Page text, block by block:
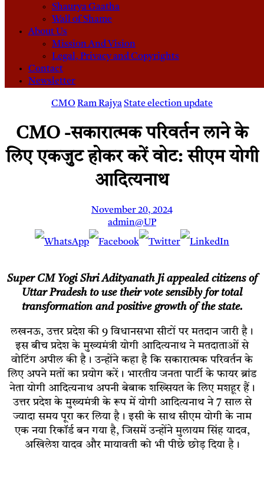
Shaurya Gaatha
Wall of Shame
About Us
Mission And Vision
Legal, Privacy and Copyrights
Contact
Newsletter
CMO Ram RajyaState election update
CMO -सकारात्मक परिवर्तन लाने के
लिए एकजुट होकर करें वोट: सीएम योगी
आदित्यनाथ
November 20, 2024
admin@UP
Super CM Yogi Shri Adityanath Ji appealed citizens of
Uttar Pradesh to use their vote sensibly for total
transformation and positive growth of the state.
लखनऊ, उत्तर प्रदेश की 9 विधानसभा सीटों पर मतदान जारी है।
इस बीच प्रदेश के मुख्यमंत्री योगी आदित्यनाथ ने मतदाताओं से
वोटिंग अपील की है। उन्होंने कहा है कि सकारात्मक परिवर्तन के
लिए अपने मतों का प्रयोग करें। भारतीय जनता पार्टी के फायर ब्रांड
नेता योगी आदित्यनाथ अपनी बेबाक शख्सियत के लिए मशहूर हैं।
उत्तर प्रदेश के मुख्यमंत्री के रूप में योगी आदित्यनाथ ने 7 साल से
ज्यादा समय पूरा कर लिया है। इसी के साथ सीएम योगी के नाम
एक नया रिकॉर्ड बन गया है, जिसमें उन्होंने मुलायम सिंह यादव,
अखिलेश यादव और मायावती को भी पीछे छोड़ दिया है।